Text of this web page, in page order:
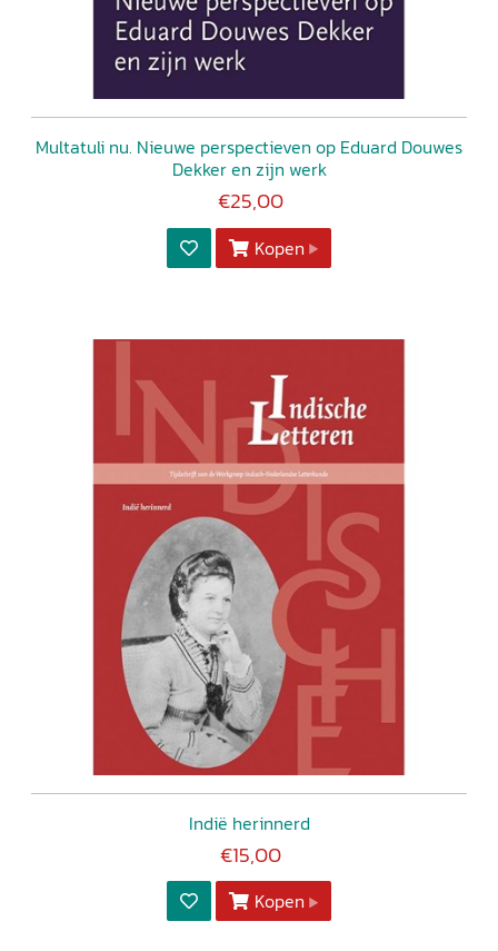
Multatuli nu. Nieuwe perspectieven op Eduard Douwes
Dekker en zijn werk
€25,00
Kopen
Indië herinnerd
€15,00
Kopen